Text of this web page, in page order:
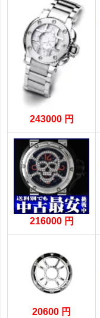
243000 円
216000 円
20600 円